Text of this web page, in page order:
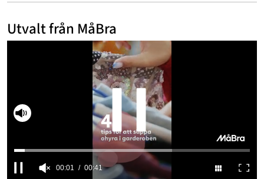
Utvalt från MåBra
00:02 00:41